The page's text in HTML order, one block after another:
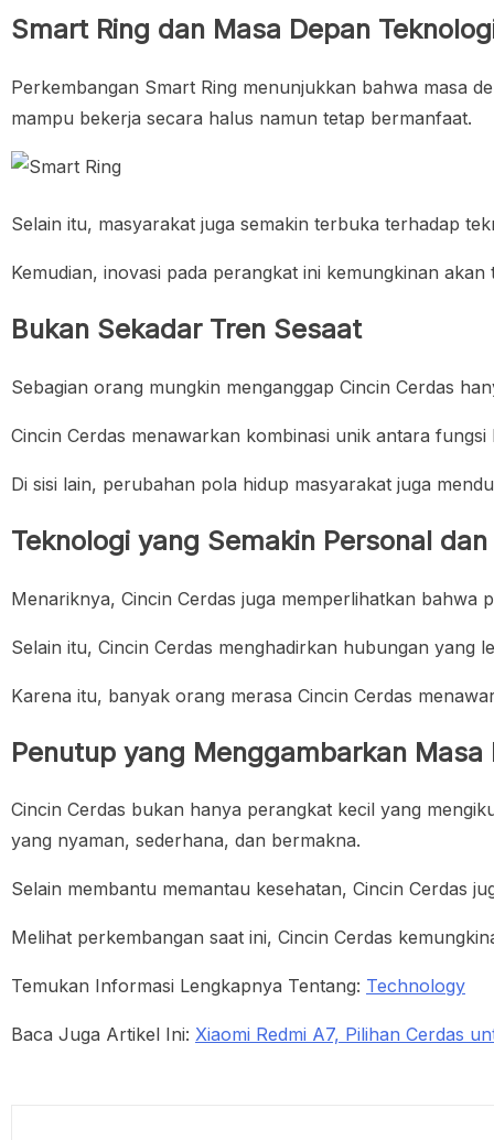
Smart Ring dan Masa Depan
Perkembangan Smart Ring menunjukkan bahwa masa
mampu bekerja secara halus namun tetap bermanfaat.
Selain itu, masyarakat juga semakin terbuka terhadap
Kemudian, inovasi pada perangkat ini kemungkinan
Bukan Sekadar Tren Sesaat
Sebagian orang mungkin menganggap Cincin Cerdas
Cincin Cerdas menawarkan kombinasi unik antara
Di sisi lain, perubahan pola hidup masyarakat juga
Teknologi yang Semakin Personal
Menariknya, Cincin Cerdas juga memperlihatkan bahwa
Selain itu, Cincin Cerdas menghadirkan hubungan yang
Karena itu, banyak orang merasa Cincin Cerdas
Penutup yang Menggambarkan Masa
Cincin Cerdas bukan hanya perangkat kecil yang
yang nyaman, sederhana, dan bermakna.
Selain membantu memantau kesehatan, Cincin Cerdas
Melihat perkembangan saat ini, Cincin Cerdas
Temukan Informasi Lengkapnya Tentang: Technology
Baca Juga Artikel Ini: Xiaomi Redmi A7, Pilihan Cerdas